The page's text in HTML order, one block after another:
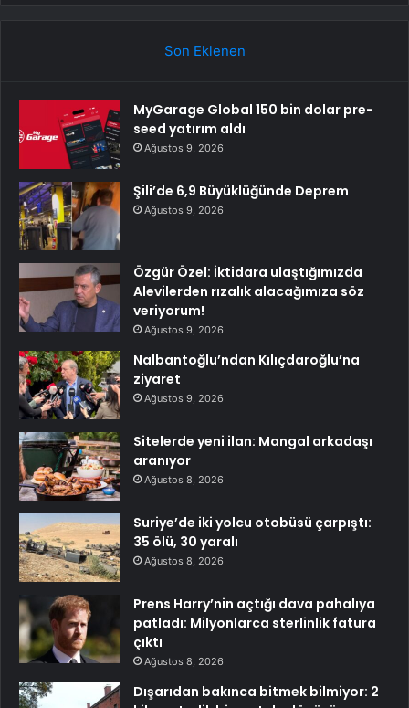
Son Eklenen
MyGarage Global 150 bin dolar pre-
seed yatırım aldı
Ağustos 9, 2026
Şili’de 6,9 Büyüklüğünde Deprem
Ağustos 9, 2026
Özgür Özel: İktidara ulaştığımızda
Alevilerden rızalık alacağımıza söz
veriyorum!
Ağustos 9, 2026
Nalbantoğlu’ndan Kılıçdaroğlu’na
ziyaret
Ağustos 9, 2026
Sitelerde yeni ilan: Mangal arkadaşı
aranıyor
Ağustos 8, 2026
Suriye’de iki yolcu otobüsü çarpıştı:
35 ölü, 30 yaralı
Ağustos 8, 2026
Prens Harry’nin açtığı dava pahalıya
patladı: Milyonlarca sterlinlik fatura
çıktı
Ağustos 8, 2026
Dışarıdan bakınca bitmek bilmiyor: 2